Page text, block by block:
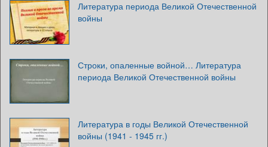
Литература периода Великой Отечественной
войны
Строки, опаленные войной… Литература
периода Великой Отечественной войны
Литература в годы Великой Отечественной
войны (1941 - 1945 гг.)